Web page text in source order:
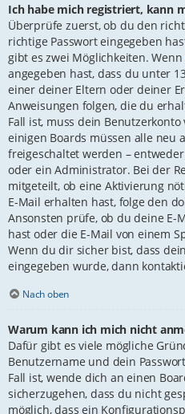
Ich habe mich registriert, kann
Überprüfe zuerst, ob du den
richtige Passwort eingegeben
gibt es zwei Möglichkeiten. Wenn
angegeben hast, dass du unter
einer deiner Eltern oder deiner
Anweisungen folgen, die du
Fall ist, muss dein
einigen Boards müssen alle neu
freigeschaltet werden –
oder ein Administrator. Bei der
mitgeteilt, ob eine Aktivierung
E-Mail erhalten hast, folge den
Ansonsten prüfe, ob du deine E-
hast oder die E-Mail von einem
Wenn du dir sicher bist, dass
eingegeben wurde, dann
Nach oben
Warum kann ich mich nicht
Dafür gibt es viele mögliche
Benutzername und dein
Fall ist, wende dich an einen
sicherzugehen, dass du nicht
möglich, dass ein